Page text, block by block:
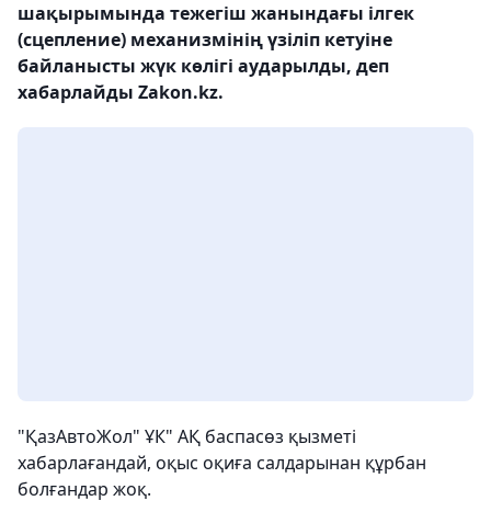
шақырымында тежегіш жанындағы ілгек
(сцепление) механизмінің үзіліп кетуіне
байланысты жүк көлігі аударылды, деп
хабарлайды Zakon.kz.
"ҚазАвтоЖол" ҰК" АҚ баспасөз қызметі
хабарлағандай, оқыс оқиға салдарынан құрбан
болғандар жоқ.